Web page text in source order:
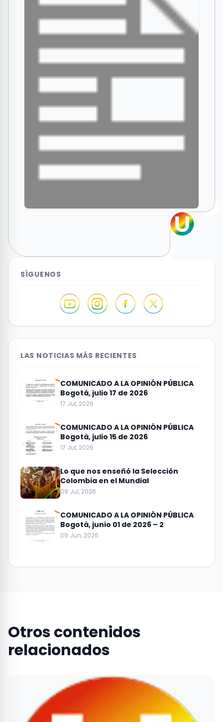
SÍGUENOS
LAS NOTICIAS MÁS RECIENTES
COMUNICADO A LA OPINIÓN PÚBLICA
Bogotá, julio 17 de 2026
17 Jul, 2026
COMUNICADO A LA OPINIÓN PÚBLICA
Bogotá, julio 15 de 2026
17 Jul, 2026
Lo que nos enseñó la Selección
Colombia en el Mundial
09 Jul, 2026
COMUNICADO A LA OPINIÓN PÚBLICA
Bogotá, junio 01 de 2026 – 2
09 Jun, 2026
Otros contenidos
relacionados